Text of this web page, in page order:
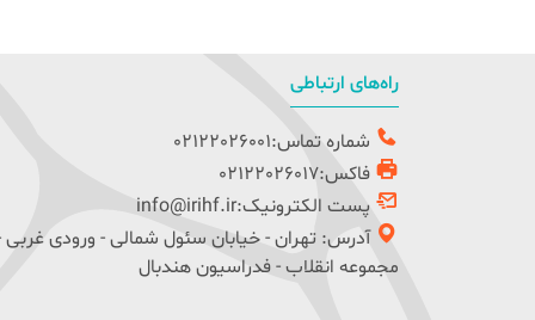
راه‌های ارتباطی
شماره تماس:02122026001
فاکس:02122026017
پست الکترونیک:info@irihf.ir
آدرس: تهران - خیابان سئول شمالی - ورودی غربی
مجموعه انقلاب - فدراسیون هندبال